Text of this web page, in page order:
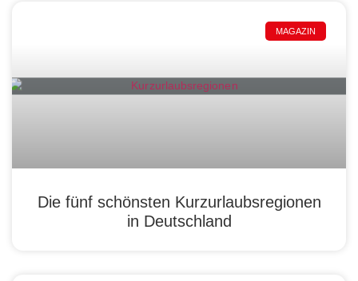
MAGAZIN
Die fünf schönsten Kurzurlaubsregionen
in Deutschland